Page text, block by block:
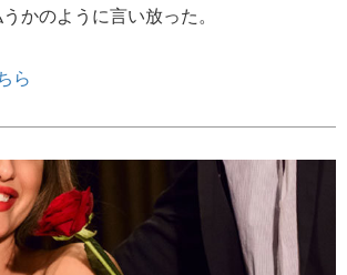
かのように言い放った。
ら